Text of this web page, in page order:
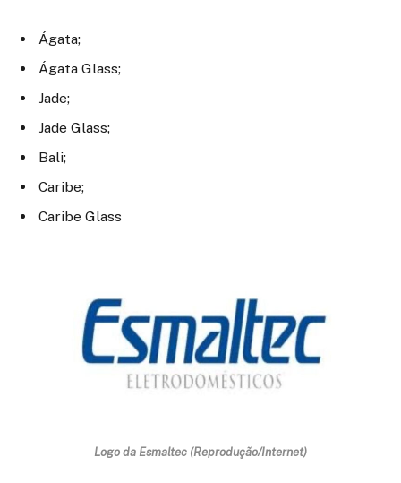
Ágata;
Ágata Glass;
Jade;
Jade Glass;
Bali;
Caribe;
Caribe Glass
Logo da Esmaltec (Reprodução/Internet)